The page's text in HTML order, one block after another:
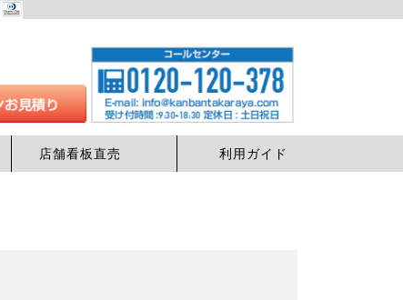
店舗看板直売 利用ガイド